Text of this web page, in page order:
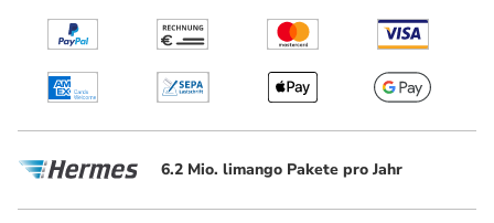
6.2 Mio. limango Pakete pro Jahr